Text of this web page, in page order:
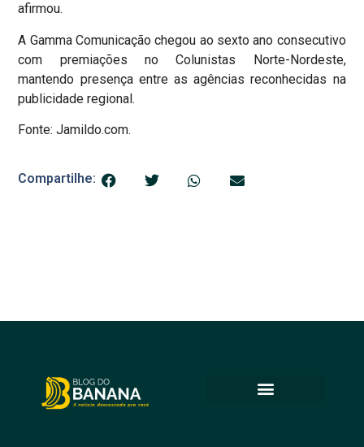
afirmou.
A Gamma Comunicação chegou ao sexto ano consecutivo
com premiações no Colunistas Norte-Nordeste,
mantendo presença entre as agências reconhecidas na
publicidade regional.
Fonte: Jamildo.com.
Compartilhe: